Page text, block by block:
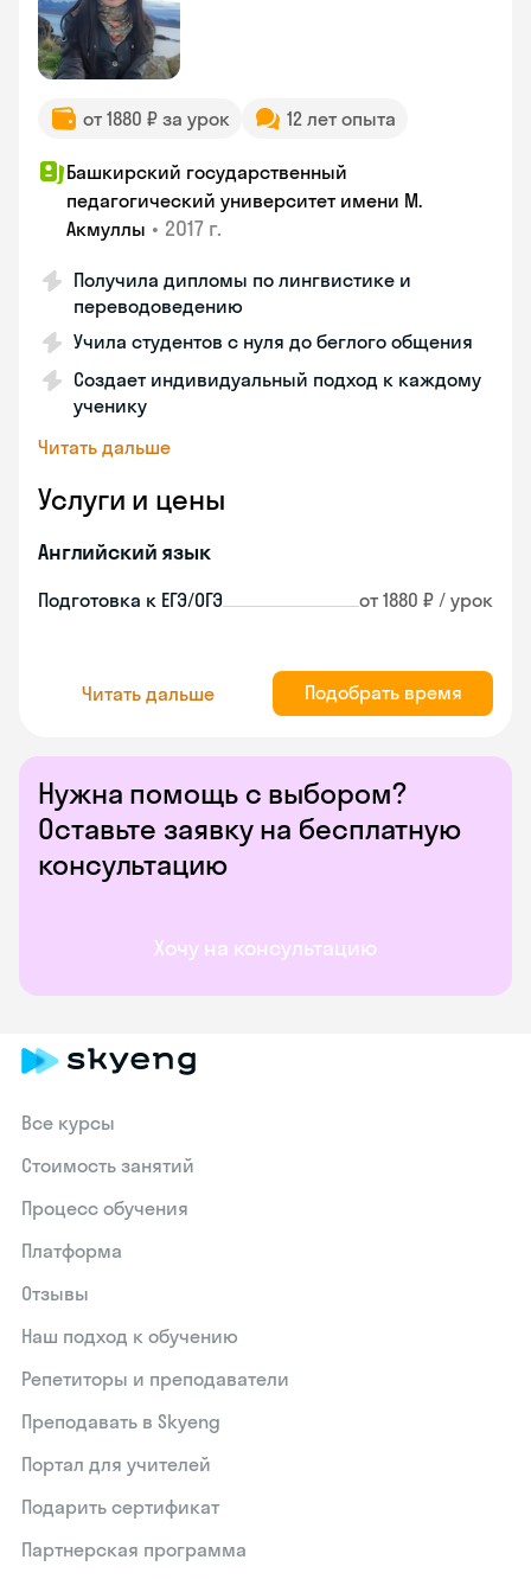
Нужна помощь с выбором?
Оставьте заявку на бесплатную
консультацию
Хочу на консультацию
от 1880 ₽ за урок 12 лет опыта
Башкирский государственный
педагогический университет имени М.
Акмуллы • 2017 г.
Получила дипломы по лингвистике и
переводоведению
Учила студентов с нуля до беглого общения
Создает индивидуальный подход к каждому
ученику
Читать дальше
Услуги и цены
Английский язык
Подготовка к ЕГЭ/ОГЭ от 1880 ₽ / урок
Читать дальше Подобрать время
Все курсы
Стоимость занятий
Процесс обучения
Платформа
Отзывы
Наш подход к обучению
Репетиторы и преподаватели
Преподавать в Skyeng
Портал для учителей
Подарить сертификат
Партнерская программа